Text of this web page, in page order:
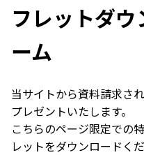
フレットダ
ーム
当サイトから資料請求さ
プレゼントいたします。
こちらのページ限定での
レットをダウンロードく